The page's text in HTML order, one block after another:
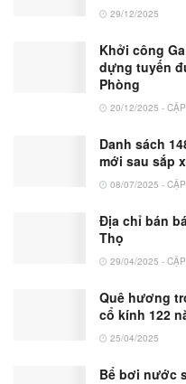
29/12/2025
Khởi công
dựng tuyến
Phòng
20/12/2025 -
Danh sách
mới sau sắp
08/07/2025 -
Địa chỉ bán
Thọ
29/04/2025 -
Quê hương
cổ kính 122
25/04/2025
Bể bơi nước